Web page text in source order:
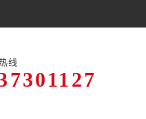
线